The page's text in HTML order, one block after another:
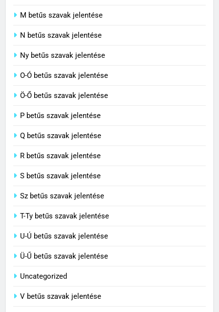
C BETŰS SZAVAK JELENTÉSE
8
Céltudatos jelentése
M betűs szavak jelentése
N betűs szavak jelentése
Ny betűs szavak jelentése
O-Ó betűs szavak jelentése
Ö-Ő betűs szavak jelentése
P betűs szavak jelentése
Q betűs szavak jelentése
R betűs szavak jelentése
S betűs szavak jelentése
Sz betűs szavak jelentése
T-Ty betűs szavak jelentése
U-Ú betűs szavak jelentése
Ü-Ű betűs szavak jelentése
Uncategorized
V betűs szavak jelentése